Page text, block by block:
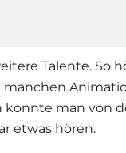
Talente. So
manchen
konnte man von
etwas hören.